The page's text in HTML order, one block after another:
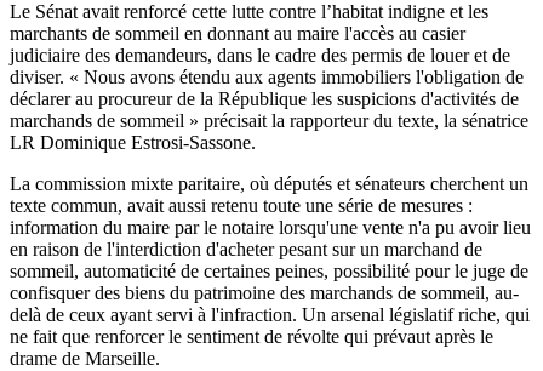
Le Sénat avait renforcé cette lutte contre l’habitat indigne et les
marchants de sommeil en donnant au maire l'accès au casier
judiciaire des demandeurs, dans le cadre des permis de louer et de
diviser. « Nous avons étendu aux agents immobiliers l'obligation de
déclarer au procureur de la République les suspicions d'activités de
marchands de sommeil » précisait la rapporteur du texte, la sénatrice
LR Dominique Estrosi-Sassone.
La commission mixte paritaire, où députés et sénateurs cherchent un
texte commun, avait aussi retenu toute une série de mesures :
information du maire par le notaire lorsqu'une vente n'a pu avoir lieu
en raison de l'interdiction d'acheter pesant sur un marchand de
sommeil, automaticité de certaines peines, possibilité pour le juge de
confisquer des biens du patrimoine des marchands de sommeil, au-
delà de ceux ayant servi à l'infraction. Un arsenal législatif riche, qui
ne fait que renforcer le sentiment de révolte qui prévaut après le
drame de Marseille.